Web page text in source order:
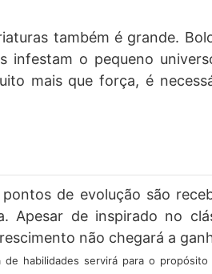
também é grande.
infestam o pequeno
mais que força, é
de evolução são
Apesar de inspirado no
não chegará a
de habilidades servirá para o